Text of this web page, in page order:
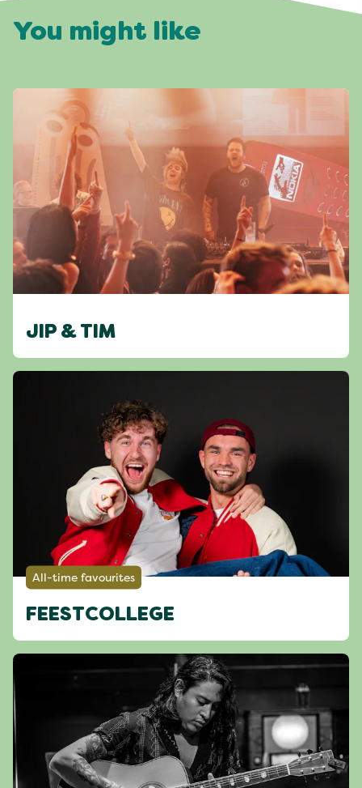
You might like
JIP & TIM
All-time favourites
FEESTCOLLEGE